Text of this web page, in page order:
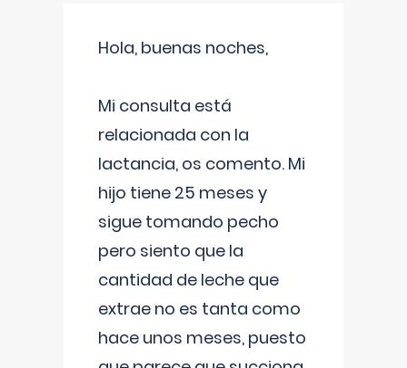
Hola, buenas noches,
Mi consulta está
relacionada con la
lactancia, os comento. Mi
hijo tiene 25 meses y
sigue tomando pecho
pero siento que la
cantidad de leche que
extrae no es tanta como
hace unos meses, puesto